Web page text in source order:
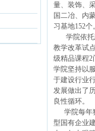
量、装饰、
国二冶、内
习基地152个。
学院依托
教学改革试
级精品课程2
学院坚持以
于建设行业
发展做出了
良性循环。
学院每年
型国有企业